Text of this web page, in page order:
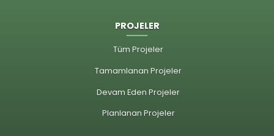
PROJELER
Tüm Projeler
Tamamlanan Projeler
Devam Eden Projeler
Planlanan Projeler